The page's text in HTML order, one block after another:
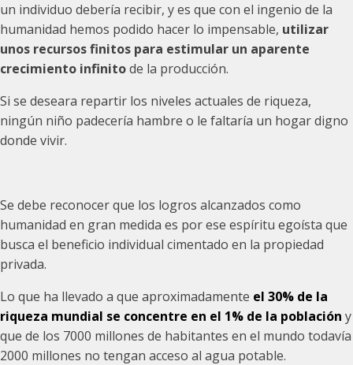
un individuo debería recibir, y es que con el ingenio de la
humanidad hemos podido hacer lo impensable, utilizar
unos recursos finitos para estimular un aparente
crecimiento infinitode la producción.
Si se deseara repartir los niveles actuales de riqueza,
ningún niño padecería hambre o le faltaría un hogar digno
donde vivir.
Se debe reconocer que los logros alcanzados como
humanidad en gran medida es por ese espíritu egoísta que
busca el beneficio individual cimentado en la propiedad
privada.
Lo que ha llevado a que aproximadamente el 30% de la
riqueza mundial se concentre en el 1% de la población y
que de los 7000 millones de habitantes en el mundo todavía
2000 millones no tengan acceso al agua potable.